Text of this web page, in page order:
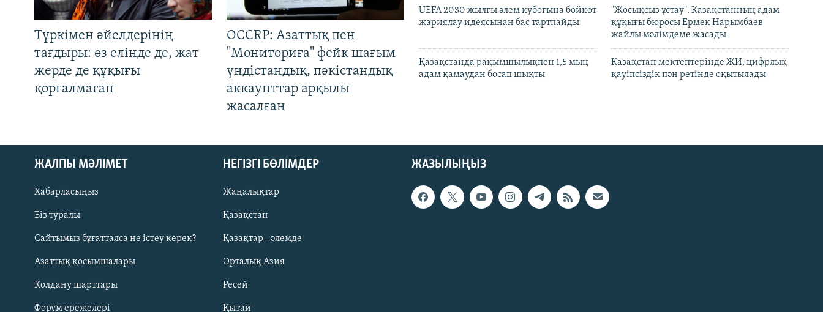
Русский
ЖАЗЫЛЫҢЫЗ
Түркімен әйелдерінің
тағдыры: өз елінде де, жат
жерде де құқығы
қорғалмаған
OCCRP: Азаттық пен
"Мониториға" фейк шағым
үндістандық, пәкістандық
аккаунттар арқылы
жасалған
UEFA 2030 жылғы әлем кубогына бойкот
жариялау идеясынан бас тартпайды
"Жосықсыз ұстау". Қазақстанның адам
құқығы бюросы Ермек Нарымбаев
жайлы мәлімдеме жасады
Қазақстанда рақымшылықпен 1,5 мың
адам қамаудан босап шықты
Қазақстан мектептерінде ЖИ, цифрлық
қауіпсіздік пән ретінде оқытылады
ЖАЗЫЛЫҢЫЗ
ЖАЛПЫ МӘЛІМЕТ
Хабарласыңыз
Біз туралы
Сайтымыз бұғатталса не істеу керек?
Азаттық қосымшалары
Қолдану шарттары
Форум ережелері
НЕГІЗГІ БӨЛІМДЕР
Жаңалықтар
Қазақстан
Қазақтар - әлемде
Орталық Азия
Ресей
Қытай